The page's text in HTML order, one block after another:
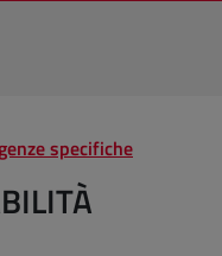
specifiche